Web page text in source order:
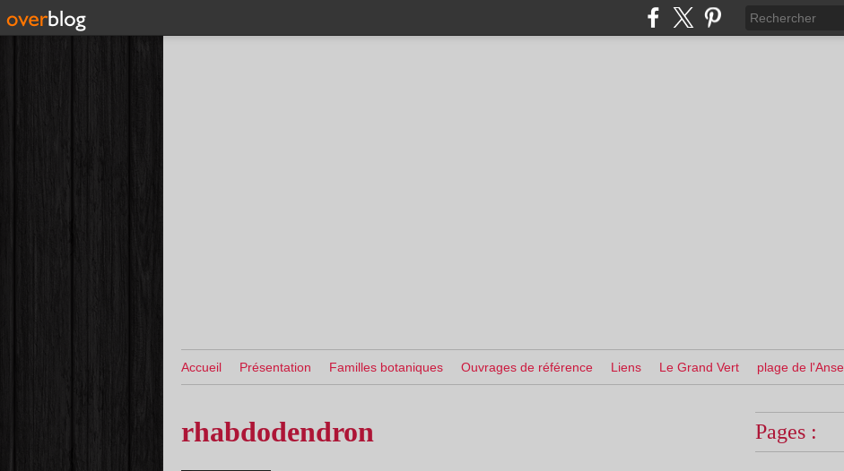
Accueil Présentation Familles botaniques Ouvrages de référence Liens Le Grand Vert plage de l'Anse
rhabdodendron Pages :